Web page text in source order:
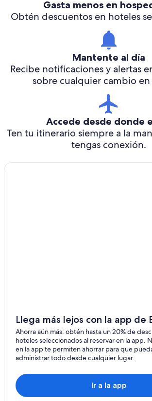
Gasta menos en
Obtén descuentos en hoteles
Mantente al día
Recibe notificaciones y alertas
sobre cualquier cambio en
Accede desde donde
Ten tu itinerario siempre a la
tengas conexión.
Llega más lejos con la app de
Ahorra aún más: obtén hasta un 20% de
hoteles seleccionados al reservar en la app.
en la app te permiten ahorrar para que
administrar todo desde cualquier lugar.
Ir a la app